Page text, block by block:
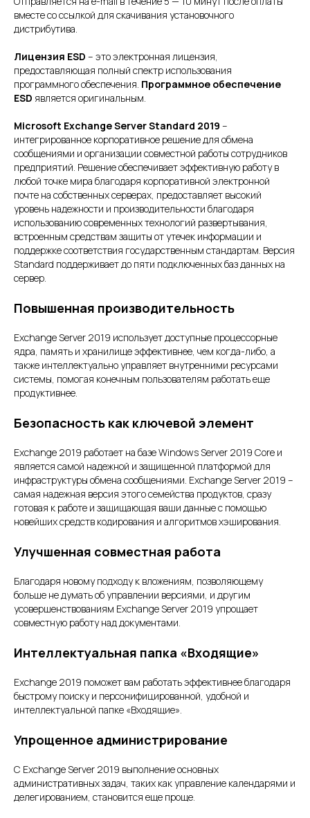
вместе со ссылкой для скачивания установочного
дистрибутива.
Лицензия ESD – это электронная лицензия,
предоставляющая полный спектр использования
программного обеспечения. Программное обеспечение
ESD является оригинальным.
Microsoft Exchange Server Standard 2019 –
интегрированное корпоративное решение для обмена
сообщениями и организации совместной работы сотрудников
предприятий. Решение обеспечивает эффективную работу в
любой точке мира благодаря корпоративной электронной
почте на собственных серверах, предоставляет высокий
уровень надежности и производительности благодаря
использованию современных технологий развертывания,
встроенным средствам защиты от утечек информации и
поддержке соответствия государственным стандартам. Версия
Standard поддерживает до пяти подключенных баз данных на
сервер.
Повышенная производительность
Exchange Server 2019 использует доступные процессорные
ядра, память и хранилище эффективнее, чем когда-либо, а
также интеллектуально управляет внутренними ресурсами
системы, помогая конечным пользователям работать еще
продуктивнее.
Безопасность как ключевой элемент
Exchange 2019 работает на базе Windows Server 2019 Core и
является самой надежной и защищенной платформой для
инфраструктуры обмена сообщениями. Exchange Server 2019 –
самая надежная версия этого семейства продуктов, сразу
готовая к работе и защищающая ваши данные с помощью
новейших средств кодирования и алгоритмов хэширования.
Улучшенная совместная работа
Благодаря новому подходу к вложениям, позволяющему
больше не думать об управлении версиями, и другим
усовершенствованиям Exchange Server 2019 упрощает
совместную работу над документами.
Интеллектуальная папка «Входящие»
Exchange 2019 поможет вам работать эффективнее благодаря
быстрому поиску и персонифицированной, удобной и
интеллектуальной папке «Входящие».
Упрощенное администрирование
С Exchange Server 2019 выполнение основных
административных задач, таких как управление календарями и
делегированием, становится еще проще.